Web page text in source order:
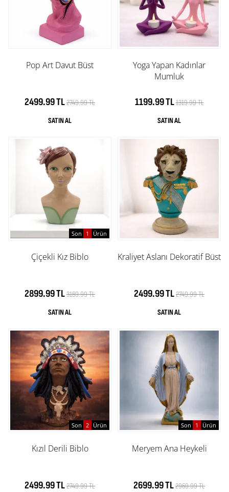
Pop Art Davut Büst
2499.99 TL2749.99 TL
Yoga Yapan Kadınlar
Mumluk
1199.99 TL1319.99 TL
Son 1 Ürün
Çiçekli Kız Biblo
2899.99 TL3189.99 TL
Kraliyet Aslanı Dekoratif Büst
2499.99 TL2749.99 TL
Son 2 Ürün
Kızıl Derili Biblo
2499.99 TL2749.99 TL
Son 1 Ürün
Meryem Ana Heykeli
2699.99 TL2969.99 TL